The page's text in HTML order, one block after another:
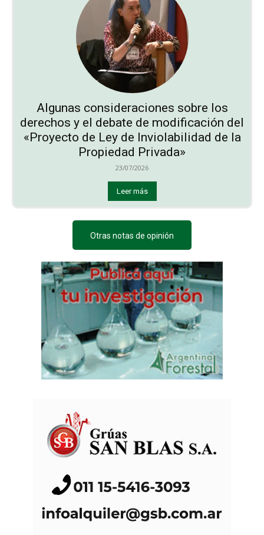
Algunas consideraciones sobre los
derechos y el debate de modificación del
«Proyecto de Ley de Inviolabilidad de la
Propiedad Privada»
23/07/2026
Leer más
Otras notas de opinión